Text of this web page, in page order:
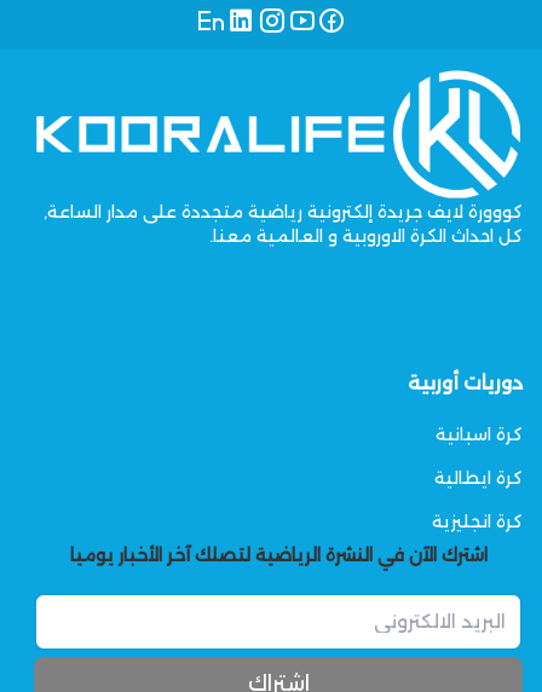
كووورة لايف جريدة إلكترونية رياضية متجددة على مدار الساعة,
كل احداث الكرة الاوروبية و العالمية معنا.
دوريات أوربية
كرة اسبانية
كرة ايطالية
كرة انجليزية
اشترك الآن في النشرة الرياضية لتصلك آخر الأخبار يوميا